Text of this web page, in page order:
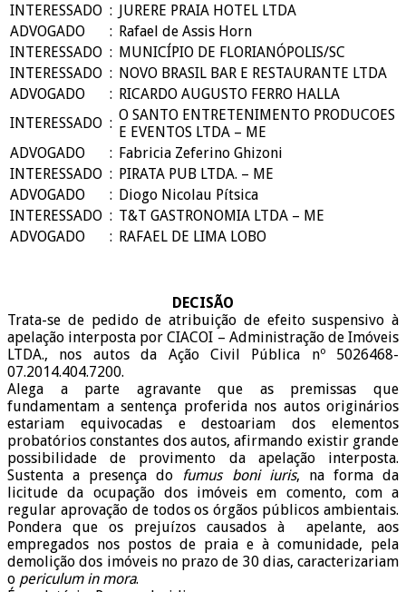
INTERESSADO :
JURERE PRAIA HOTEL LTDA
ADVOGADO
: Rafael de Assis Horn
INTERESSADO : MUNICÍPIO DE FLORIANÓPOLIS/SC
INTERESSADO : NOVO BRASIL BAR E RESTAURANTE LTDA
ADVOGADO
: RICARDO AUGUSTO FERRO HALLA
INTERESSADO : O SANTO ENTRETENIMENTO PRODUCOES
E EVENTOS LTDA – ME
ADVOGADO
: Fabricia Zeferino Ghizoni
INTERESSADO : PIRATA PUB LTDA. – ME
ADVOGADO
: Diogo Nicolau Pítsica
INTERESSADO : T&T GASTRONOMIA LTDA – ME
ADVOGADO
: RAFAEL DE LIMA LOBO
DECISÃO
Trata-se de pedido de atribuição de efeito suspensivo à
apelação interposta por CIACOI – Administração de Imóveis
LTDA., nos autos da Ação Civil Pública nº 5026468-
07.2014.404.7200.
Alega a parte agravante que as premissas que
fundamentam a sentença proferida nos autos originários
estariam equivocadas e destoariam dos elementos
probatórios constantes dos autos, afirmando existir grande
possibilidade de provimento da apelação interposta.
Sustenta a presença do fumus boni iuris, na forma da
licitude da ocupação dos imóveis em comento, com a
regular aprovação de todos os órgãos públicos ambientais.
Pondera que os prejuízos causados à apelante, aos
empregados nos postos de praia e à comunidade, pela
demolição dos imóveis no prazo de 30 dias, caracterizariam
o periculum in mora.